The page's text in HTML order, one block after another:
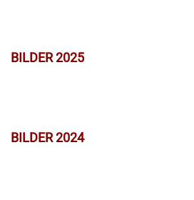
BILDER 2025
BILDER 2024